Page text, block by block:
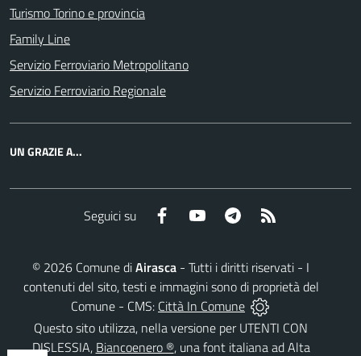
Turismo Torino e provincia
Family Line
Servizio Ferroviario Metropolitano
Servizio Ferroviario Regionale
UN GRAZIE A...
Seguici su Facebook YouTube Telegram
© 2026 Comune diAirasca - Tutti i diritti riservati - I
contenuti del sito, testi e immagini sono di proprietà del
Comune - CMS: Città In Comune
Questo sito utilizza, nella versione per UTENTI CON
DISLESSIA, Biancoenero ®, una font italiana ad Alta